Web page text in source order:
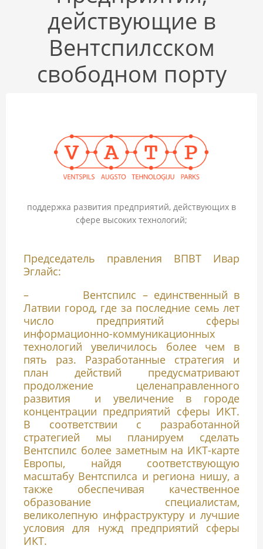
действующие в
Вентспилсском
свободном порту
поддержка развития предприятий, действующих в
сфере высоких технологий;
Председатель правления ВПВТ Ивар
Эглайс:
– Вентспилс – единственный в
Латвии город, где за последние семь лет
число предприятий сферы
информационно-коммуникационных
технологий увеличилось более чем в
пять раз. Разработанные стратегия и
план действий предусматривают
продолжение целенаправленного
развития и увеличение в городе
концентрации предприятий сферы ИКТ.
В соответствии с разработанной
стратегией мы планируем сделать
Вентспилс более заметным на ИКТ-карте
Европы, найдя соответствующую
масштабу Вентспилса и региона нишу, а
также обеспечивая качественное
образование специалистам,
великолепную инфраструктуру и лучшие
условия для нужд предприятий сферы
ИКТ.